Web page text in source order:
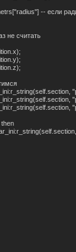
-- если
не считать